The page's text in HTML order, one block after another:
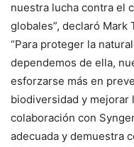
nuestra lucha contra el
globales”, declaró
“Para proteger la
dependemos de ella,
esforzarse más en
biodiversidad y mejorar
colaboración con
adecuada y demuestra